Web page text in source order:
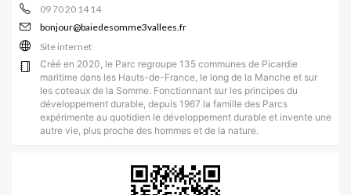
09 70 20 14 14
bonjour@baiedesomme3vallees.fr
Site internet
Créé en 2020, le Parc regroupe 135 communes de Picardie
maritime dans les Hauts-de-France, le long de la Manche et sur
les coteaux de la Somme. Fonctionnant sur les principes du
développement durable, depuis 1967 la famille des Parcs
expérimente au quotidien le développement durable et invente une
autre vie, plus proche des hommes et de la nature.